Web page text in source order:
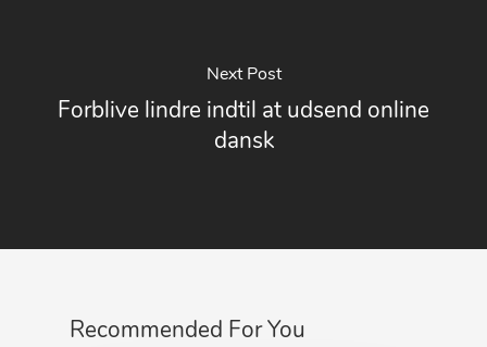
Next Post
Forblive lindre indtil at udsend online
dansk
Recommended For You